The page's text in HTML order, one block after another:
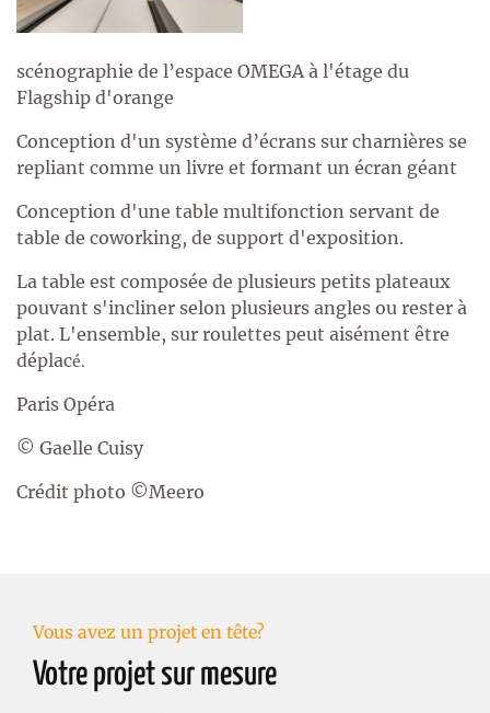
scénographie de l’espace OMEGA à l'étage du
Flagship d'orange
Conception d'un système d’écrans sur charnières se
repliant comme un livre et formant un écran géant
Conception d'une table multifonction servant de
table de coworking, de support d'exposition.
La table est composée de plusieurs petits plateaux
pouvant s'incliner selon plusieurs angles ou rester à
plat. L'ensemble, sur roulettes peut aisément être
déplacé.
Paris Opéra
© Gaelle Cuisy
Crédit photo ©Meero
Vous avez un projet en tête?
Votre projet sur mesure